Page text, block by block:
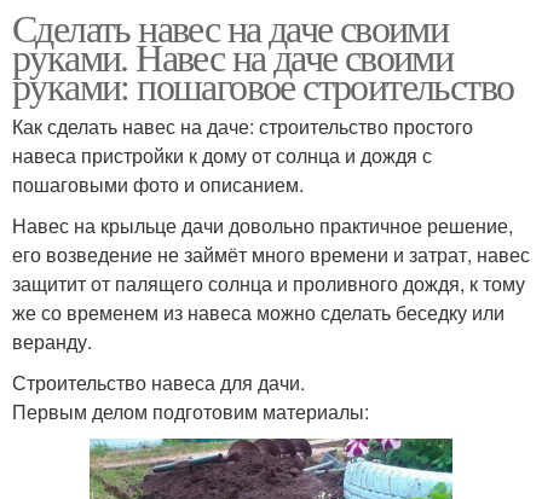
Сделать навес на даче своими
руками. Навес на даче своими
руками: пошаговое строительство
Как сделать навес на даче: строительство простого
навеса пристройки к дому от солнца и дождя с
пошаговыми фото и описанием.
Навес на крыльце дачи довольно практичное решение,
его возведение не займёт много времени и затрат, навес
защитит от палящего солнца и проливного дождя, к тому
же со временем из навеса можно сделать беседку или
веранду.
Строительство навеса для дачи.
Первым делом подготовим материалы: